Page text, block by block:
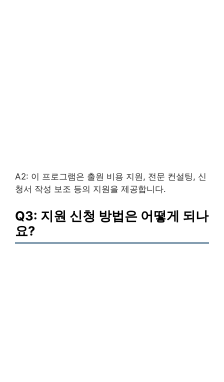
A2: 이 프로그램은 출원 비용 지원, 전문 컨설팅, 신
청서 작성 보조 등의 지원을 제공합니다.
Q3: 지원 신청 방법은 어떻게 되나
요?